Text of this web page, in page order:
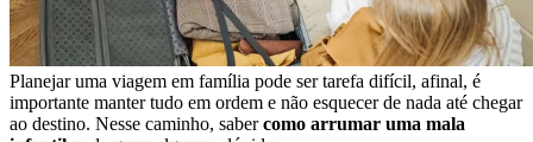
Planejar uma viagem em família pode ser tarefa difícil, afinal, é
importante manter tudo em ordem e não esquecer de nada até chegar
ao destino. Nesse caminho, sabercomo arrumar uma mala